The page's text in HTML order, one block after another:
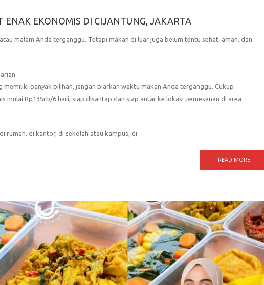
ENAK EKONOMIS DI CIJANTUNG, JAKARTA
malam Anda terganggu. Tetapi makan di luar juga belum tentu sehat, aman, dan
banyak pilihan, jangan biarkan waktu makan Anda terganggu. Cukup
mulai Rp135rb/6 hari, siap disantap dan siap antar ke lokasi pemesanan di area
rumah, di kantor, di sekolah atau kampus, di
READ MORE